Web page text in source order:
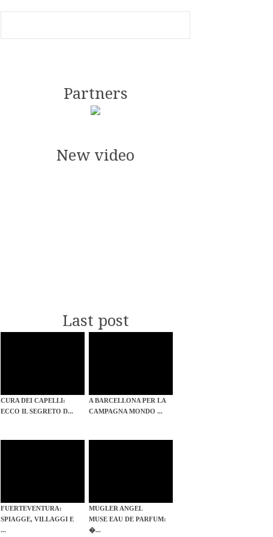
Partners
New video
Last post
CURA DEI CAPELLI:
ECCO IL SEGRETO D...
A BARCELLONA PER LA
CAMPAGNA MONDO ...
FUERTEVENTURA:
SPIAGGE, VILLAGGI E
...
MUGLER ANGEL
MUSE EAU DE PARFUM:
�...